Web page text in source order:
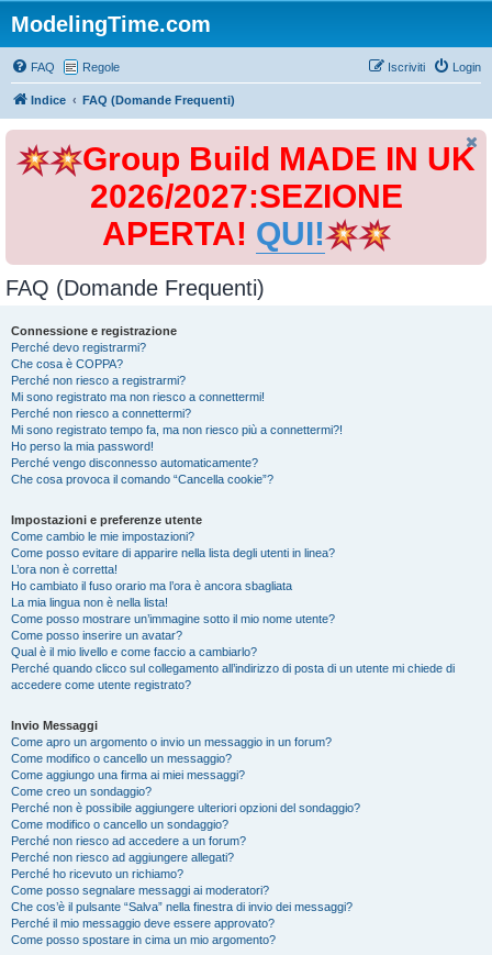
ModelingTime.com
FAQ Regole Login
Iscriviti
Indice FAQ (Domande Frequenti)
Group Build MADE IN UK
2026/2027:SEZIONE
APERTA! QUI!
FAQ (Domande Frequenti)
Connessione e registrazione
Perché devo registrarmi?
Che cosa è COPPA?
Perché non riesco a registrarmi?
Mi sono registrato ma non riesco a connettermi!
Perché non riesco a connettermi?
Mi sono registrato tempo fa, ma non riesco più a connettermi?!
Ho perso la mia password!
Perché vengo disconnesso automaticamente?
Che cosa provoca il comando “Cancella cookie”?
Impostazioni e preferenze utente
Come cambio le mie impostazioni?
Come posso evitare di apparire nella lista degli utenti in linea?
L’ora non è corretta!
Ho cambiato il fuso orario ma l’ora è ancora sbagliata
La mia lingua non è nella lista!
Come posso mostrare un’immagine sotto il mio nome utente?
Come posso inserire un avatar?
Qual è il mio livello e come faccio a cambiarlo?
Perché quando clicco sul collegamento all’indirizzo di posta di un utente mi chiede di
accedere come utente registrato?
Invio Messaggi
Come apro un argomento o invio un messaggio in un forum?
Come modifico o cancello un messaggio?
Come aggiungo una firma ai miei messaggi?
Come creo un sondaggio?
Perché non è possibile aggiungere ulteriori opzioni del sondaggio?
Come modifico o cancello un sondaggio?
Perché non riesco ad accedere a un forum?
Perché non riesco ad aggiungere allegati?
Perché ho ricevuto un richiamo?
Come posso segnalare messaggi ai moderatori?
Che cos’è il pulsante “Salva” nella finestra di invio dei messaggi?
Perché il mio messaggio deve essere approvato?
Come posso spostare in cima un mio argomento?